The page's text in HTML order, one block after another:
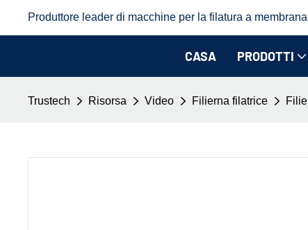
Produttore leader di macchine per la filatura a
CASA PRODOTTI
Trustech Risorsa Video Filierna filatrice